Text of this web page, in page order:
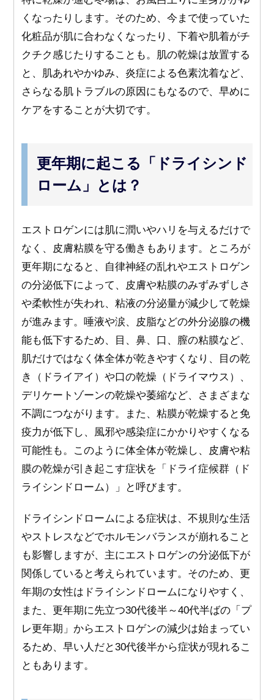
くなったりします。そのため、今まで使っていた
化粧品が肌に合わなくなったり、下着や肌着がチ
クチク感じたりすることも。肌の乾燥は放置する
と、肌あれやかゆみ、炎症による色素沈着など、
さらなる肌トラブルの原因にもなるので、早めに
ケアをすることが大切です。
更年期に起こる「ドライシンド
ローム」とは？
エストロゲンには肌に潤いやハリを与えるだけで
なく、皮膚粘膜を守る働きもあります。ところが
更年期になると、自律神経の乱れやエストロゲン
の分泌低下によって、皮膚や粘膜のみずみずしさ
や柔軟性が失われ、粘液の分泌量が減少して乾燥
が進みます。唾液や涙、皮脂などの外分泌腺の機
能も低下するため、目、鼻、口、膣の粘膜など、
肌だけではなく体全体が乾きやすくなり、目の乾
き（ドライアイ）や口の乾燥（ドライマウス）、
デリケートゾーンの乾燥や萎縮など、さまざまな
不調につながります。また、粘膜が乾燥すると免
疫力が低下し、風邪や感染症にかかりやすくなる
可能性も。このように体全体が乾燥し、皮膚や粘
膜の乾燥が引き起こす症状を「ドライ症候群（ド
ライシンドローム）」と呼びます。
ドライシンドロームによる症状は、不規則な生活
やストレスなどでホルモンバランスが崩れること
も影響しますが、主にエストロゲンの分泌低下が
関係していると考えられています。そのため、更
年期の女性はドライシンドロームになりやすく、
また、更年期に先立つ30代後半～40代半ばの「プ
レ更年期」からエストロゲンの減少は始まってい
るため、早い人だと30代後半から症状が現れるこ
ともあります。